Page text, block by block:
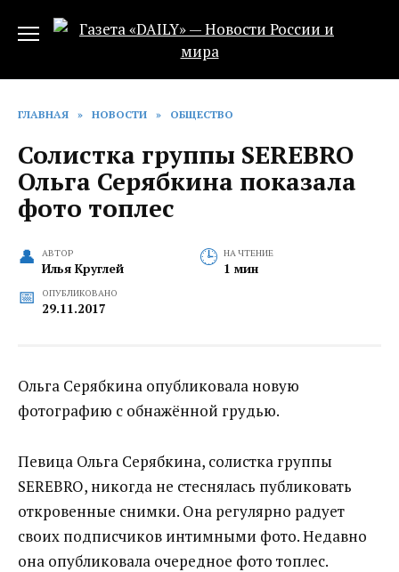
ГЛАВНАЯ » НОВОСТИ » ОБЩЕСТВО
Солистка группы SEREBRO
Ольга Серябкина показала
фото топлес
АВТОР
Илья Круглей
НА ЧТЕНИЕ
1 мин
ОПУБЛИКОВАНО
29.11.2017
Ольга Серябкина опубликовала новую
фотографию с обнажённой грудью.
Певица Ольга Серябкина, солистка группы
SEREBRO, никогда не стеснялась публиковать
откровенные снимки. Она регулярно радует
своих подписчиков интимными фото. Недавно
она опубликовала очередное фото топлес.